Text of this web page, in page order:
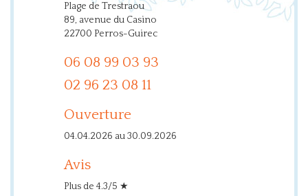
Plage de Trestraou
89, avenue du Casino
22700 Perros-Guirec
06 08 99 03 93
02 96 23 08 11
Ouverture
04.04.2026 au 30.09.2026
Avis
Plus de 4.3/5 ★